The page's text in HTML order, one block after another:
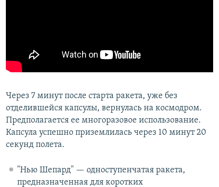
Через 7 минут после старта ракета, уже без
отделившейся капсулы, вернулась на космодром.
Предполагается ее многоразовое использование.
Капсула успешно приземлилась через 10 минут 20
секунд полета.
"Нью Шепард" — одноступенчатая ракета,
предназначенная для коротких